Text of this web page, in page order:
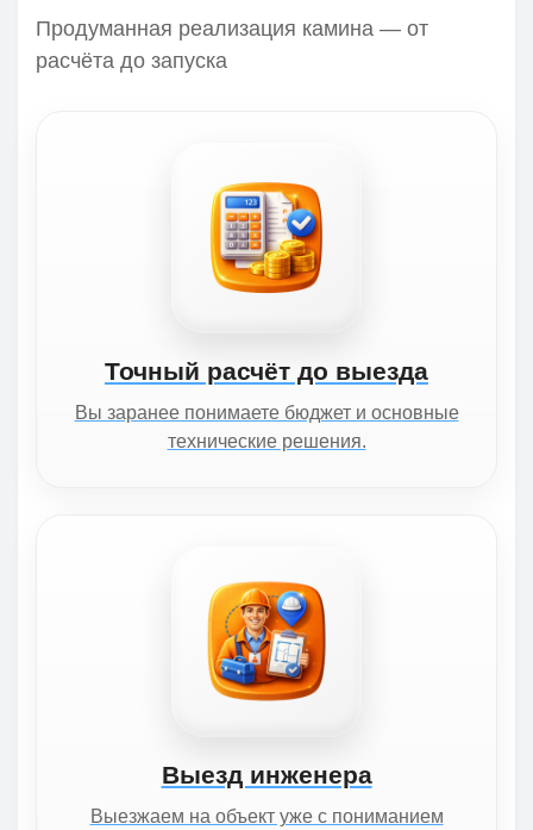
Продуманная реализация камина — от
расчёта до запуска
Точный расчёт до выезда
Вы заранее понимаете бюджет и основные
технические решения.
Выезд инженера
Выезжаем на объект уже с пониманием